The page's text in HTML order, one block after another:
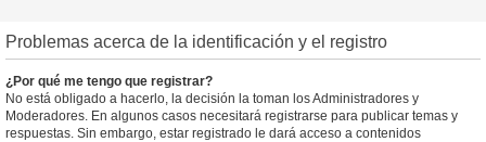
Problemas acerca de la identificación y el registro
¿Por qué me tengo que registrar?
No está obligado a hacerlo, la decisión la toman los Administradores y
Moderadores. En algunos casos necesitará registrarse para publicar temas y
respuestas. Sin embargo, estar registrado le dará acceso a contenidos